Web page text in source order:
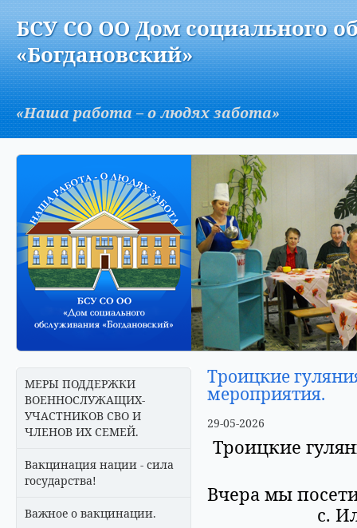
AБСУ СО ОО Дом социального
«Богдановский»
«Наша работа – о людях забота»
МЕРЫ ПОДДЕРЖКИ
ВОЕННОСЛУЖАЩИХ-
УЧАСТНИКОВ СВО И
ЧЛЕНОВ ИХ СЕМЕЙ.
Вакцинация нации - сила
государства!
Важное о вакцинации.
Троицкие
мероприятия.
29-05-2026
Троицкие
Вчера мы
с.